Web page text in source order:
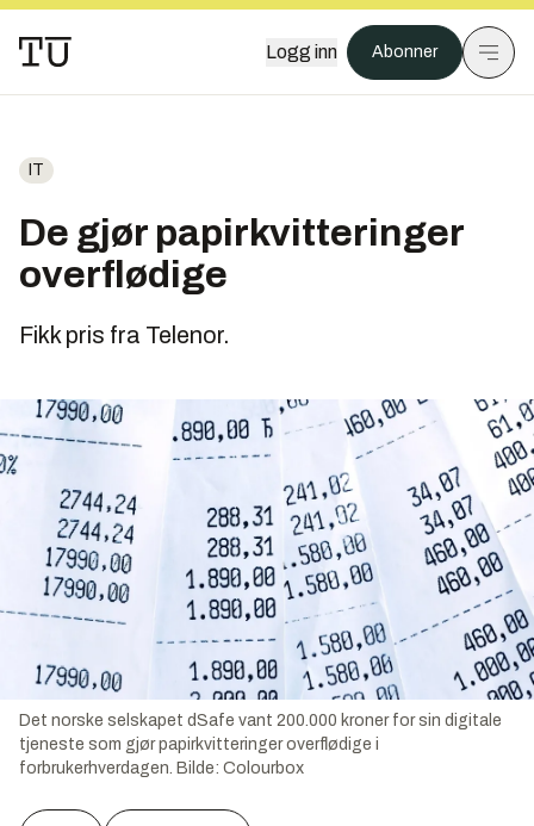
Logg inn Abonner
IT
De gjør papirkvitteringer
overflødige
Fikk pris fra Telenor.
Det norske selskapet dSafe vant 200.000 kroner for sin digitale
tjeneste som gjør papirkvitteringer overflødige i
forbrukerhverdagen. Bilde: Colourbox